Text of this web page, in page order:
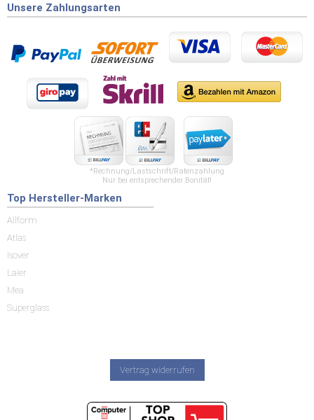
Unsere Zahlungsarten
*Rechnung/Lastschrift/Ratenzahlung
Nur bei entsprechender Bonität!
Top Hersteller-Marken
Allform
Atlas
Isover
Laier
Mea
Superglass
Vertrag widerrufen